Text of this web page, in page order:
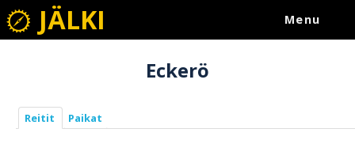
JÄLKI Menu
Eckerö
Reitit Paikat